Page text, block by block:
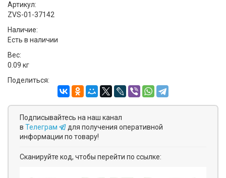
Артикул:
ZVS-01-37142
Наличие:
Есть в наличии
Вес:
0.09 кг
Поделиться:
Подписывайтесь на наш канал
в Телеграм
для получения оперативной
информации по товару!
Сканируйте код, чтобы перейти по ссылке: